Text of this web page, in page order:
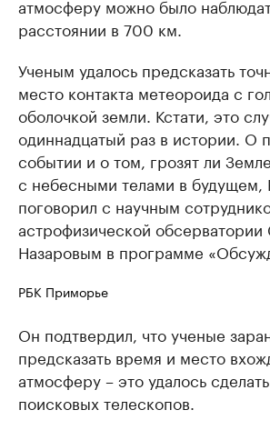
атмосферу можно было
расстоянии в 700 км.
Ученым удалось предсказать
место контакта метеороида с
оболочкой земли. Кстати, это
одиннадцатый раз в истории.
событии и о том, грозят ли
с небесными телами в
поговорил с научным
астрофизической
Назаровым в программе
РБК Приморье
Он подтвердил, что ученые
предсказать время и место
атмосферу – это удалось
поисковых телескопов.